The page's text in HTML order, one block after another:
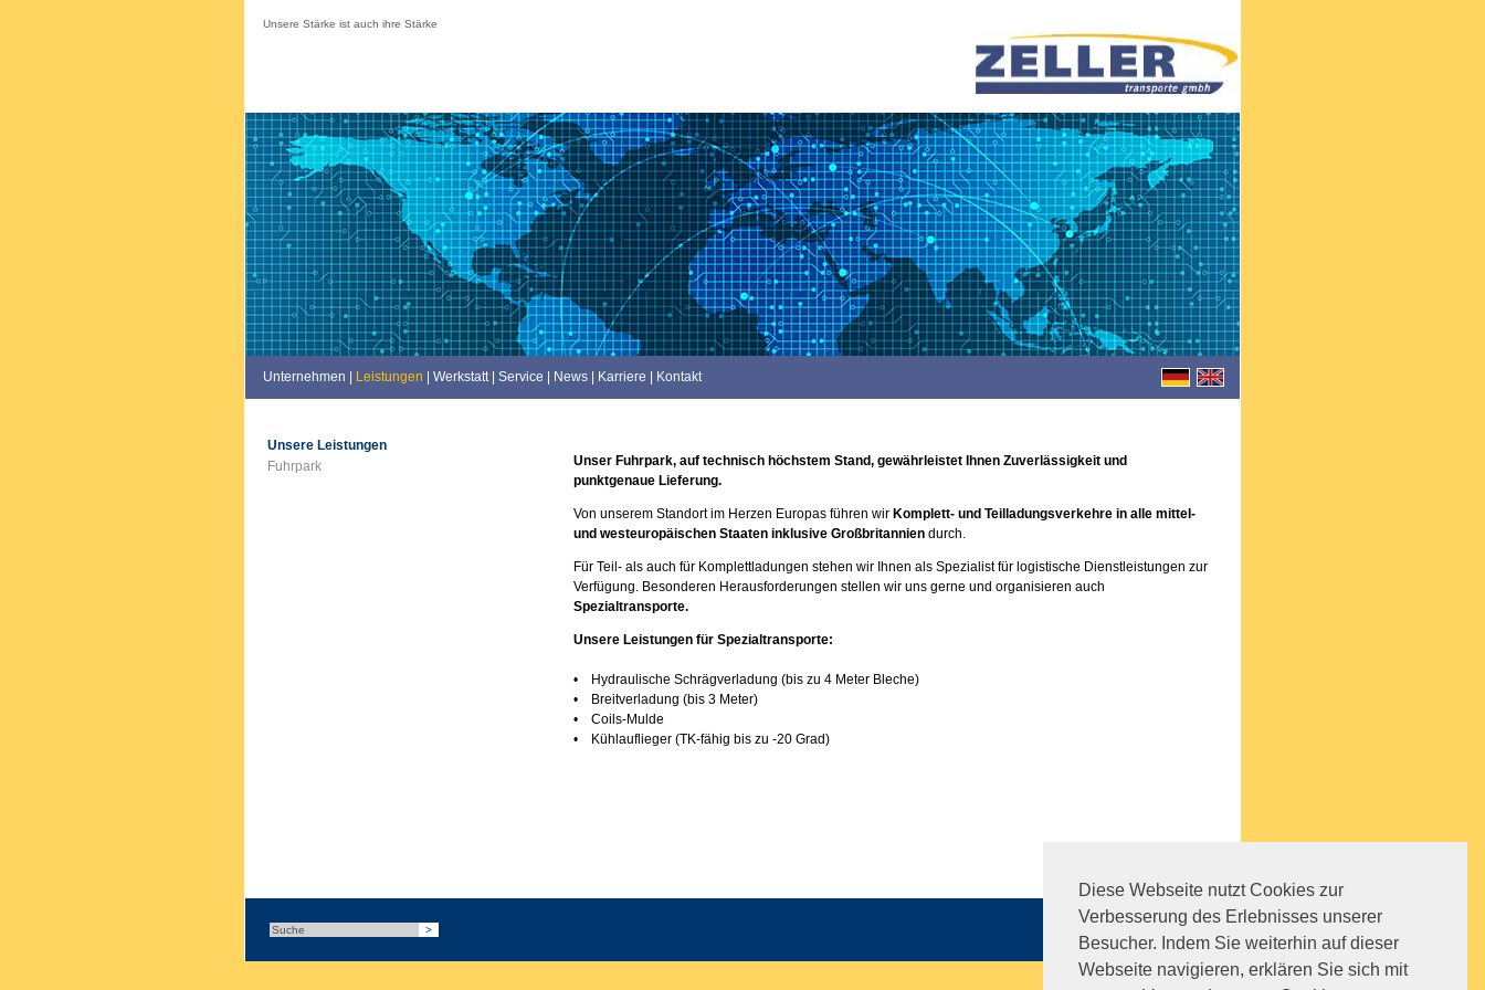
Diese Webseite nutzt Cookies zur
Verbesserung des Erlebnisses unserer
Besucher. Indem Sie weiterhin auf dieser
Webseite navigieren, erklären Sie sich mit
Unsere Stärke ist auch ihre Stärke
Unternehmen Leistungen Werkstatt| Service News Karriere Kontakt
Unsere Leistungen
Fuhrpark
Unser Fuhrpark, auf technisch höchstem Stand, gewährleistet Ihnen Zuverlässigkeit und
punktgenaue Lieferung.
Von unserem Standort im Herzen Europas führen wir Komplett- und Teilladungsverkehre in alle mittel-
und westeuropäischen Staaten inklusive Großbritannien durch.
Für Teil- als auch für Komplettladungen stehen wir Ihnen als Spezialist für logistische Dienstleistungen zur
Verfügung. Besonderen Herausforderungen stellen wir uns gerne und organisieren auch
Spezialtransporte.
Unsere Leistungen für Spezialtransporte:
• Hydraulische Schrägverladung (bis zu 4 Meter Bleche)
• Breitverladung (bis 3 Meter)
• Coils-Mulde
• Kühlauflieger (TK-fähig bis zu -20 Grad)
|